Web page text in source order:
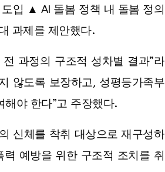
입 ▲ AI 돌봄 정책 내 돌봄 정의
과제를 제안했다.
과정의 구조적 성차별 결과”라
않도록 보장하고, 성평등가족부
야 한다”고 주장했다.
신체를 착취 대상으로 재구성하
예방을 위한 구조적 조치를 취